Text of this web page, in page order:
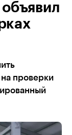
проверки